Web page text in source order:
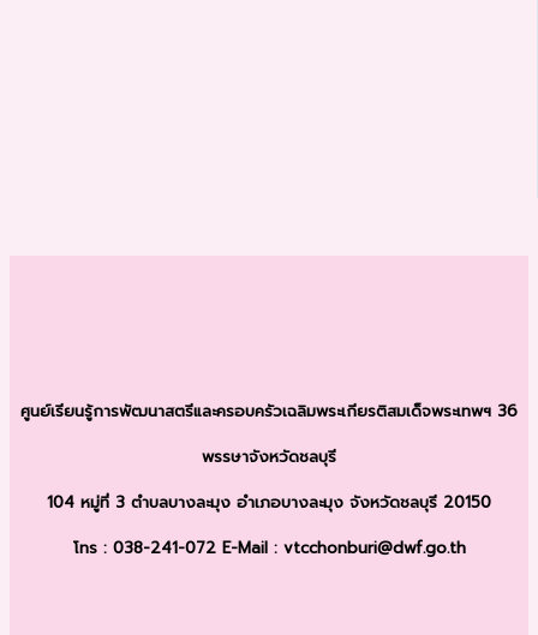
ศูนย์เรียนรู้การพัฒนาสตรีและครอบครัวเฉลิมพระเกียรติสมเด็จพระเทพฯ 36
พรรษาจังหวัดชลบุรี
104 หมู่ที่ 3 ตำบลบางละมุง อำเภอบางละมุง จังหวัดชลบุรี 20150
โทร : 038-241-072 E-Mail : vtcchonburi@dwf.go.th